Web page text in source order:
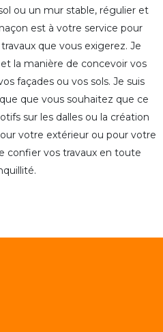
ou un mur stable, régulier et
est à votre service pour
que vous exigerez. Je
la manière de concevoir vos
façades ou vos sols. Je suis
que vous souhaitez que ce
sur les dalles ou la création
votre extérieur ou pour votre
confier vos travaux en toute